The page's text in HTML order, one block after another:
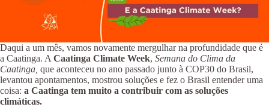
Daqui a um mês, vamos novamente mergulhar na profundidade que é
a Caatinga. A Caatinga Climate Week, Semana do Clima da
Caatinga, que aconteceu no ano passado junto à COP30 do Brasil,
levantou apontamentos, mostrou soluções e fez o Brasil entender uma
coisa: a Caatinga tem muito a contribuir com as soluções
climáticas.